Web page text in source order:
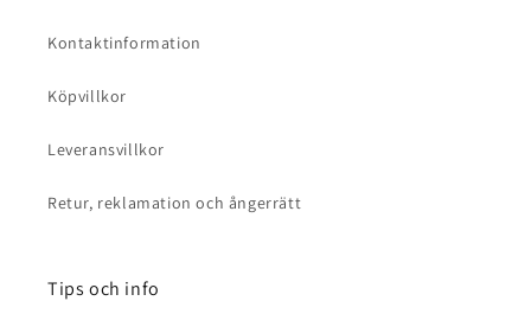
Kontaktinformation
Köpvillkor
Leveransvillkor
Retur, reklamation och ångerrätt
Tips och info